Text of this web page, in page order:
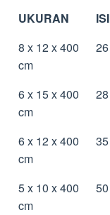
UKURAN ISI
8 x 12 x 400
cm
26
6 x 15 x 400
cm
28
6 x 12 x 400
cm
35
5 x 10 x 400
cm
50